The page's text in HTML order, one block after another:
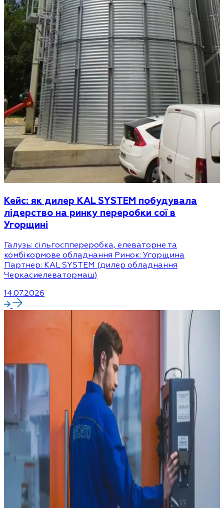
Кейс: як дилер KAL SYSTEM побудувала
лідерство на ринку переробки сої в
Угорщині
Галузь: сільгосппереробка, елеваторне та
комбікормове обладнання Ринок: Угорщина
Партнер: KAL SYSTEM (дилер обладнання
Черкасиелеватормаш)
14.07.2026